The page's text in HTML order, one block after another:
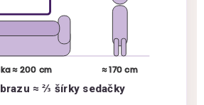
≈ 200 cm ≈ 170 cm
≈ ⅔ šírky sedačky